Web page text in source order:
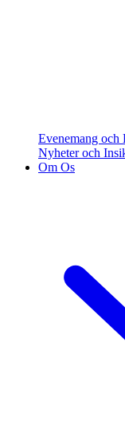
Evenemang och
Nyheter och
Om Os